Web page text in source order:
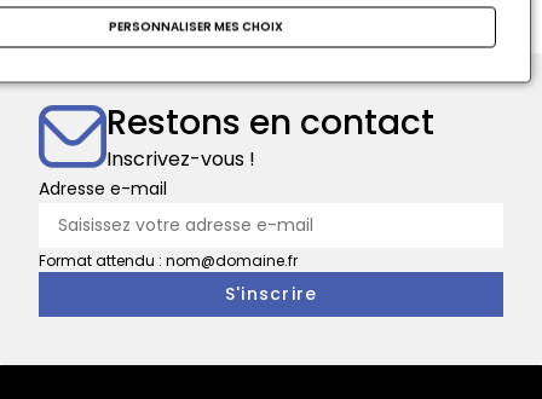
Restons en contact
Inscrivez-vous !
Adresse e-mail
Format attendu : nom@domaine.fr
PERSONNALISER MES CHOIX